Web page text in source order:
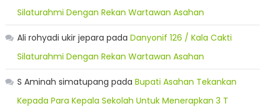
Silaturahmi Dengan Rekan Wartawan Asahan
Ali rohyadi ukir jepara pada Danyonif 126 / Kala Cakti
Silaturahmi Dengan Rekan Wartawan Asahan
S Aminah simatupang pada Bupati Asahan Tekankan
Kepada Para Kepala Sekolah Untuk Menerapkan 3 T